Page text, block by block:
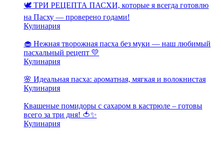
🕊️ ТРИ РЕЦЕПТА ПАСХИ, которые я всегда готовлю
на Пасху — проверено годами!
Кулинария
🧁 Нежная творожная пасха без муки — наш любимый
пасхальный рецепт 💛
Кулинария
🌸 Идеальная пасха: ароматная, мягкая и волокнистая
Кулинария
Квашеные помидоры с сахаром в кастрюле – готовы
всего за три дня! 🍅✨
Кулинария